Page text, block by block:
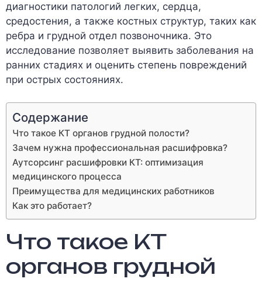
диагностики патологий легких, сердца,
средостения, а также костных структур, таких как
ребра и грудной отдел позвоночника. Это
исследование позволяет выявить заболевания на
ранних стадиях и оценить степень повреждений
при острых состояниях.
Содержание
Что такое КТ органов грудной полости?
Зачем нужна профессиональная расшифровка?
Аутсорсинг расшифровки КТ: оптимизация
медицинского процесса
Преимущества для медицинских работников
Как это работает?
Что такое КТ
органов грудной